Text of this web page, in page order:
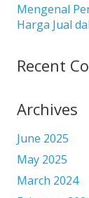
Mengenal
Harga Jual
Recent
Archives
June 2025
May 2025
March 2024